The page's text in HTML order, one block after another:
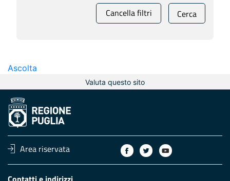
Cancella filtri Cerca
Ascolta
Valuta questo sito
Area riservata